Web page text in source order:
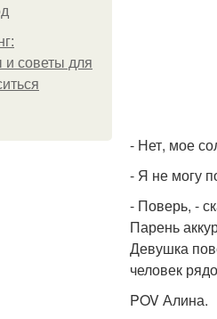
советы для
- Нет, мое
- Я не могу
- Поверь, -
Парень
Девушка
человек
POV Алина.